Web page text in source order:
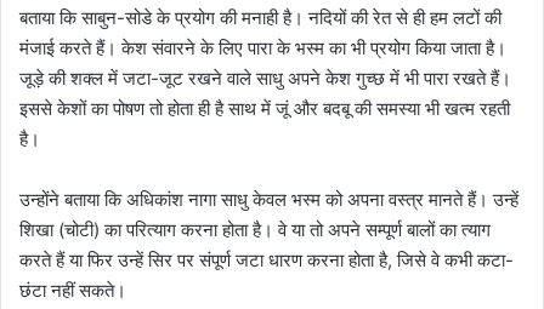
बताया कि साबुन-सोडे के प्रयोग की मनाही है। नदियों की रेत से ही हम लटों की
मंजाई करते हैं। केश संवारने के लिए पारा के भस्म का भी प्रयोग किया जाता है।
जूड़े की शक्ल में जटा-जूट रखने वाले साधु अपने केश गुच्छ में भी पारा रखते हैं।
इससे केशों का पोषण तो होता ही है साथ में जूं और बदबू की समस्या भी खत्म रहती
है।
उन्होंने बताया कि अधिकांश नागा साधु केवल भस्म को अपना वस्त्र मानते हैं। उन्हें
शिखा (चोटी) का परित्याग करना होता है। वे या तो अपने सम्पूर्ण बालों का त्याग
करते हैं या फिर उन्हें सिर पर संपूर्ण जटा धारण करना होता है, जिसे वे कभी कटा-
छंटा नहीं सकते।